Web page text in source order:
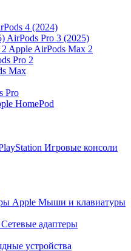
4 (2024)
AirPods Pro 3 (2025)
Apple AirPods Max 2
Pro 2
Max
Pro
HomePod
Игровые консоли
Мыши и клавиатуры
Сетевые адаптеры